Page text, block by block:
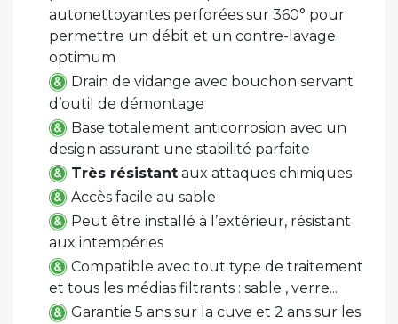
autonettoyantes perforées sur 360° pour
permettre un débit et un contre-lavage
optimum
Drain de vidange avec bouchon servant
d’outil de démontage
Base totalement anticorrosion avec un
design assurant une stabilité parfaite
Très résistant aux attaques chimiques
Accès facile au sable
Peut être installé à l’extérieur, résistant
aux intempéries
Compatible avec tout type de traitement
et tous les médias filtrants : sable , verre...
Garantie 5 ans sur la cuve et 2 ans sur les